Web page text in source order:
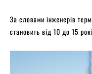
За словами інженерів
становить від 10 до 15